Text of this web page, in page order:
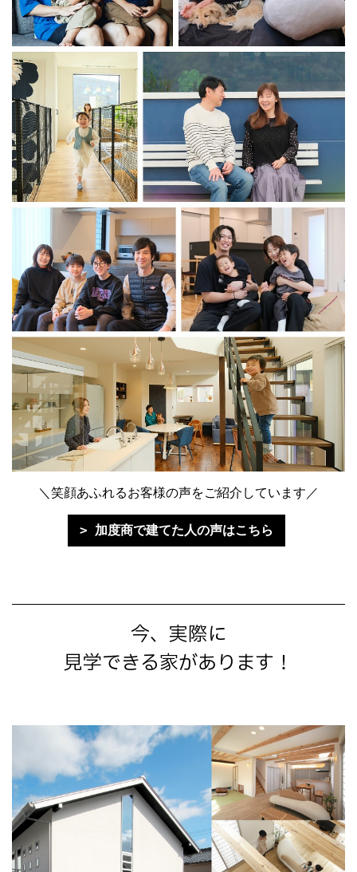
＼笑顔あふれるお客様の声をご紹介しています／
加度商で建てた人の声はこちら
今、実際に
見学できる家があります！